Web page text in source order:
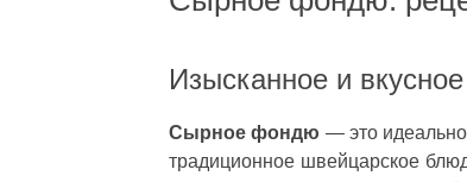
Изысканное и
Сырное фондю — это
традиционное швейцарское